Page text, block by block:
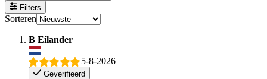
Filters
Sorteren
B Eilander
5-8-2026
Geverifieerd